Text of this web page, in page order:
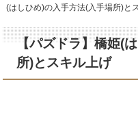
(はしひめ)の入手方法(入手場所)と
【パズドラ】橋姫(
所)とスキル上げ